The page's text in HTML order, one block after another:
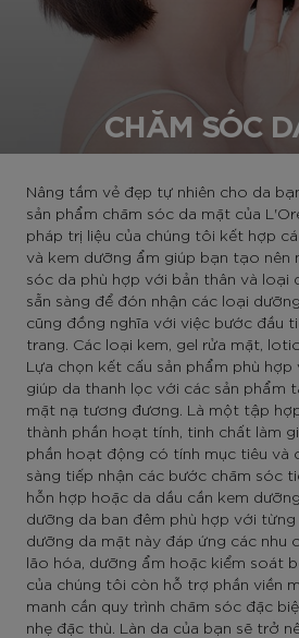
CHĂM SÓC
Nâng tầm vẻ đẹp tự nhiên cho da
sản phẩm chăm sóc da mặt của
pháp trị liệu của chúng tôi kết hợp
và kem dưỡng ẩm giúp bạn tạo nên
sóc da phù hợp với bản thân và loại
sẵn sàng để đón nhận các loại
cũng đồng nghĩa với việc bước đầu
trang. Các loại kem, gel rửa mặt,
Lựa chọn kết cấu sản phẩm phù
giúp da thanh lọc với các sản phẩm
mặt nạ tương đương. Là một tập
thành phần hoạt tính, tinh chất làm
phần hoạt động có tính mục tiêu và
sàng tiếp nhận các bước chăm sóc
hỗn hợp hoặc da dầu cần kem
dưỡng da ban đêm phù hợp với
dưỡng da mặt này đáp ứng các nhu
lão hóa, dưỡng ẩm hoặc kiểm soát
của chúng tôi còn hỗ trợ phần viền
manh cần quy trình chăm sóc đặc
nhẹ đặc thù. Làn da của bạn sẽ trở